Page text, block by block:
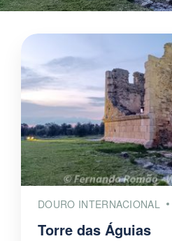
DOURO INTERNACIONAL
Torre das Águias